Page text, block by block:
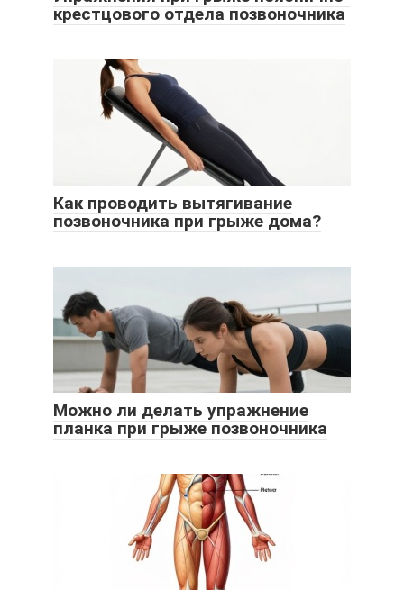
крестцового отдела позвоночника
Как проводить вытягивание
позвоночника при грыже дома?
Можно ли делать упражнение
планка при грыже позвоночника